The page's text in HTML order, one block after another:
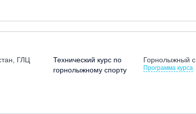
ГЛЦ
Технический курс по
горнолыжному спорту
Горнолыжный
Программа курса